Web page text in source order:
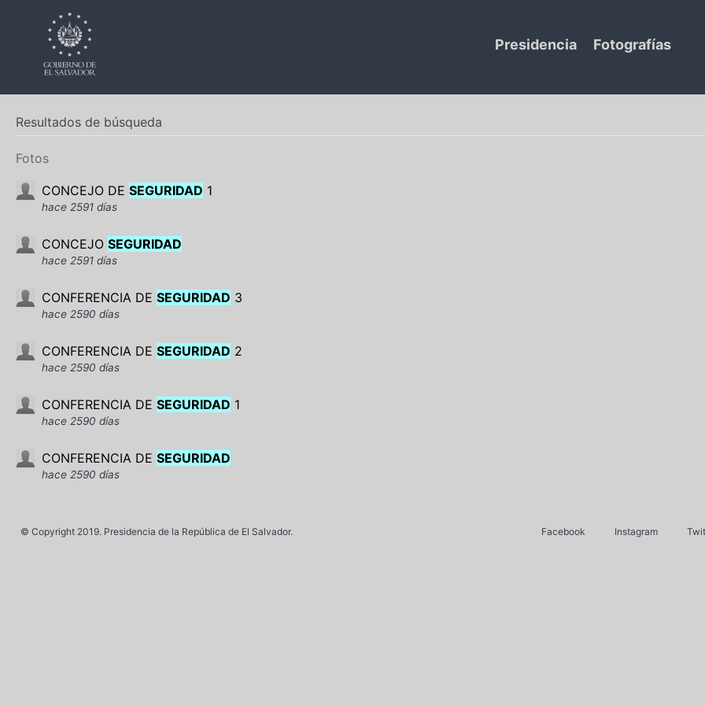
Presidencia Fotografías
Resultados de búsqueda
Fotos
CONCEJO DE SEGURIDAD 1
hace 2591 días
CONCEJO SEGURIDAD
hace 2591 días
CONFERENCIA DE SEGURIDAD 3
hace 2590 días
CONFERENCIA DE SEGURIDAD 2
hace 2590 días
CONFERENCIA DE SEGURIDAD 1
hace 2590 días
CONFERENCIA DE SEGURIDAD
hace 2590 días
© Copyright 2019. Presidencia de la República de El Salvador. Facebook Instagram